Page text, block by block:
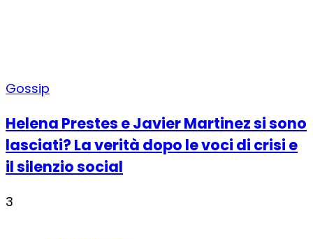
Gossip
Helena Prestes e Javier Martinez si sono
lasciati? La verità dopo le voci di crisi e
il silenzio social
3